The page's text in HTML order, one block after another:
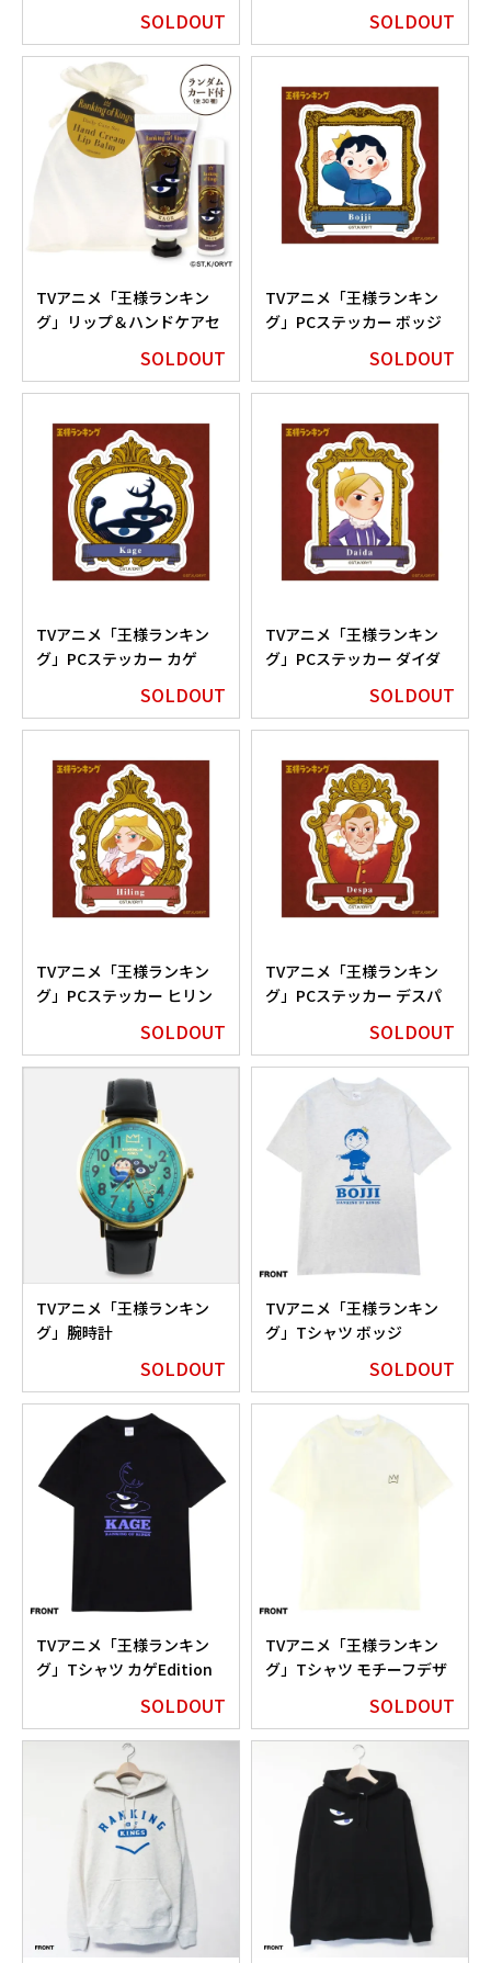
SOLDOUT SOLDOUT
TVアニメ「王様ランキン
グ」リップ＆ハンドケアセ
SOLDOUT
TVアニメ「王様ランキン
グ」PCステッカー ボッジ
SOLDOUT
TVアニメ「王様ランキン
グ」PCステッカー カゲ
SOLDOUT
TVアニメ「王様ランキン
グ」PCステッカー ダイダ
SOLDOUT
TVアニメ「王様ランキン
グ」PCステッカー ヒリン
SOLDOUT
TVアニメ「王様ランキン
グ」PCステッカー デスパ
SOLDOUT
TVアニメ「王様ランキン
グ」腕時計
SOLDOUT
TVアニメ「王様ランキン
グ」Tシャツ ボッジ
SOLDOUT
TVアニメ「王様ランキン
グ」Tシャツ カゲEdition
SOLDOUT
TVアニメ「王様ランキン
グ」Tシャツ モチーフデザ
SOLDOUT